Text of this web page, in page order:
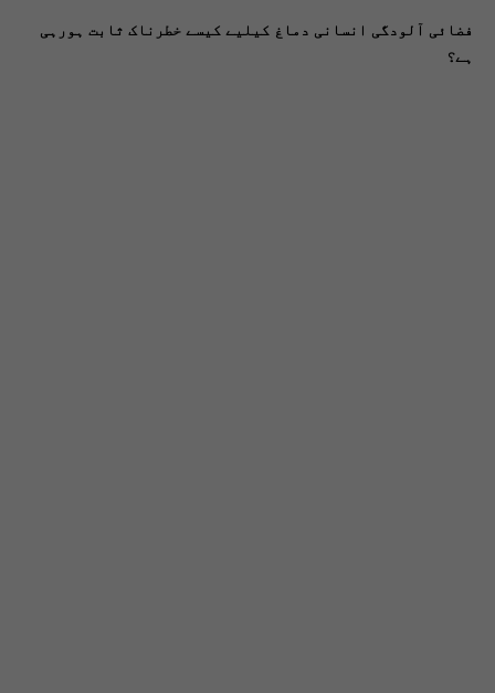
فضائی آلودگی انسانی دماغ کیلیے کیسے خطرناک ثابت ہورہی
ہے؟